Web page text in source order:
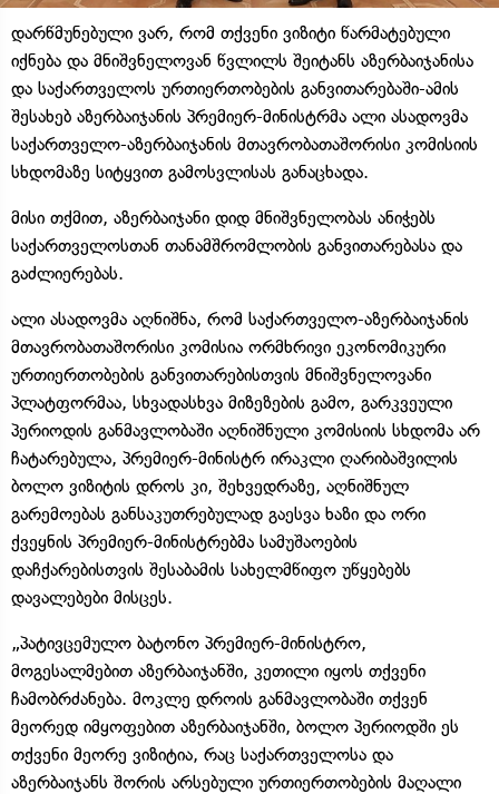
დარწმუნებული ვარ, რომ თქვენი ვიზიტი წარმატებული
იქნება და მნიშვნელოვან წვლილს შეიტანს აზერბაიჯანისა
და საქართველოს ურთიერთობების განვითარებაში-ამის
შესახებ აზერბაიჯანის პრემიერ-მინისტრმა ალი ასადოვმა
საქართველო-აზერბაიჯანის მთავრობათაშორისი კომისიის
სხდომაზე სიტყვით გამოსვლისას განაცხადა.
მისი თქმით, აზერბაიჯანი დიდ მნიშვნელობას ანიჭებს
საქართველოსთან თანამშრომლობის განვითარებასა და
გაძლიერებას.
ალი ასადოვმა აღნიშნა, რომ საქართველო-აზერბაიჯანის
მთავრობათაშორისი კომისია ორმხრივი ეკონომიკური
ურთიერთობების განვითარებისთვის მნიშვნელოვანი
პლატფორმაა, სხვადასხვა მიზეზების გამო, გარკვეული
პერიოდის განმავლობაში აღნიშნული კომისიის სხდომა არ
ჩატარებულა, პრემიერ-მინისტრ ირაკლი ღარიბაშვილის
ბოლო ვიზიტის დროს კი, შეხვედრაზე, აღნიშნულ
გარემოებას განსაკუთრებულად გაესვა ხაზი და ორი
ქვეყნის პრემიერ-მინისტრებმა სამუშაოების
დაჩქარებისთვის შესაბამის სახელმწიფო უწყებებს
დავალებები მისცეს.
„პატივცემულო ბატონო პრემიერ-მინისტრო,
მოგესალმებით აზერბაიჯანში, კეთილი იყოს თქვენი
ჩამობრძანება. მოკლე დროის განმავლობაში თქვენ
მეორედ იმყოფებით აზერბაიჯანში, ბოლო პერიოდში ეს
თქვენი მეორე ვიზიტია, რაც საქართველოსა და
აზერბაიჯანს შორის არსებული ურთიერთობების მაღალი